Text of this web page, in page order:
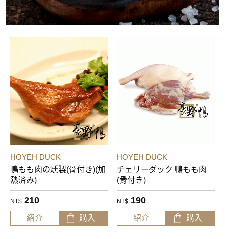
HOYEH DUCK
鴨もも肉の燻製(骨付き)(加
熱済み)
NT$ 210
紹介 購入
HOYEH DUCK
チェリーダック 鴨もも肉
(骨付き)
NT$ 190
紹介 購入